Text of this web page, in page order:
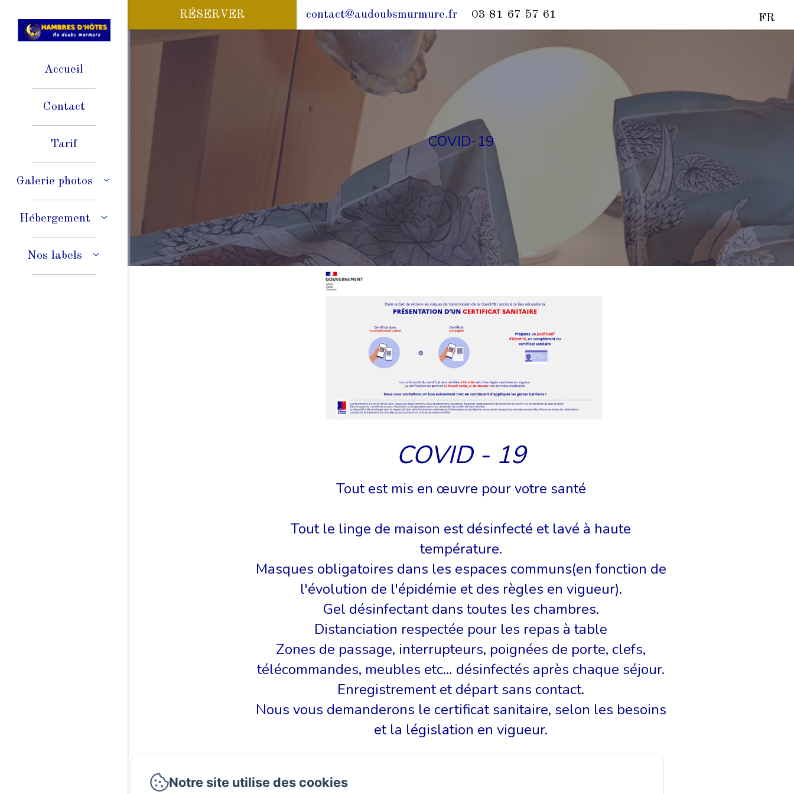
RÉSERVER contact@audoubsmurmure.fr 03 81 67 57 61 FR
Accueil
Contact
Tarif
Galerie photos
Hébergement
Nos labels
COVID-19
COVID - 19
Tout est mis en œuvre pour votre santé
Tout le linge de maison est désinfecté et lavé à haute
température.
Masques obligatoires dans les espaces communs(en fonction de
l'évolution de l'épidémie et des règles en vigueur).
Gel désinfectant dans toutes les chambres.
Distanciation respectée pour les repas à table
Zones de passage, interrupteurs, poignées de porte, clefs,
télécommandes, meubles etc… désinfectés après chaque séjour.
Enregistrement et départ sans contact.
Nous vous demanderons le certificat sanitaire, selon les besoins
et la législation en vigueur.
Notre site utilise des cookies